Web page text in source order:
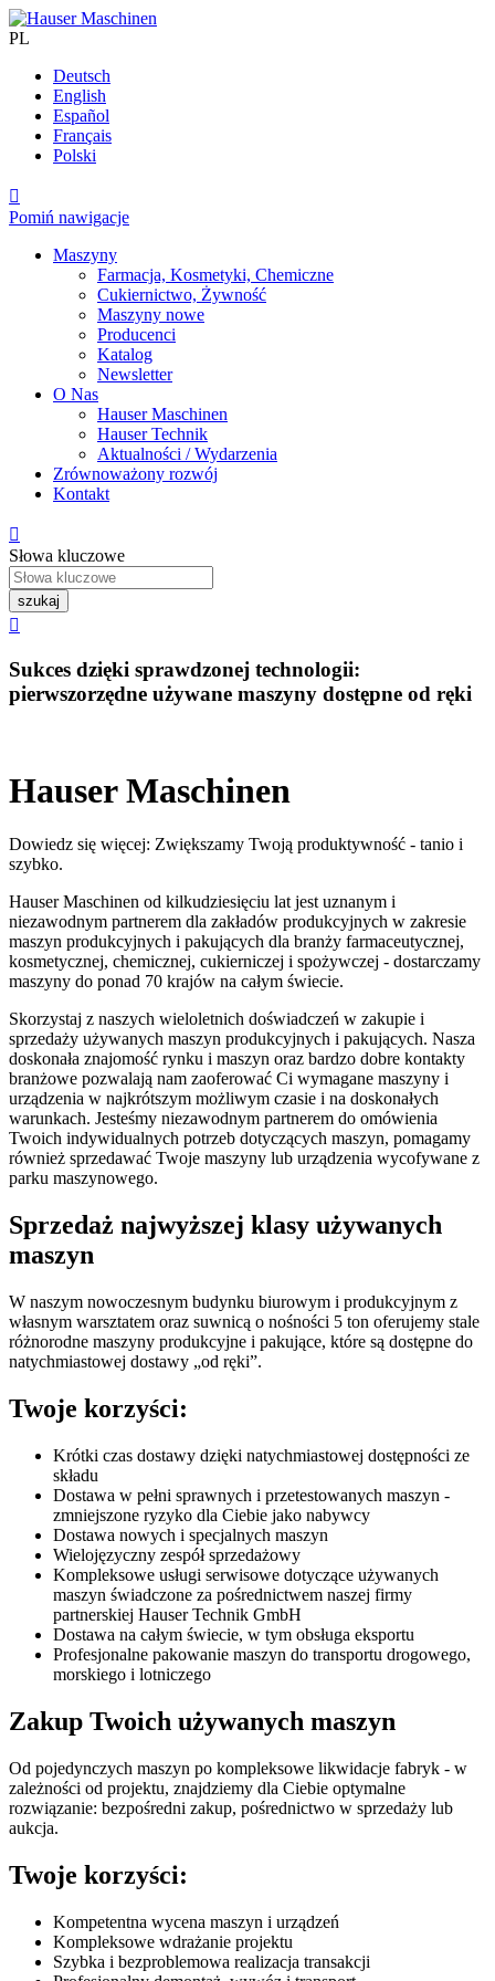
PL
Deutsch
English
Español
Français
Polski

Pomiń nawigacje
Maszyny
Farmacja, Kosmetyki, Chemiczne
Cukiernictwo, Żywność
Maszyny nowe
Producenci
Katalog
Newsletter
O Nas
Hauser Maschinen
Hauser Technik
Aktualności / Wydarzenia
Zrównoważony rozwój
Kontakt

Słowa kluczowe
szukaj

Sukces dzięki sprawdzonej technologii:
pierwszorzędne używane maszyny dostępne od ręki
Hauser Maschinen
Dowiedz się więcej: Zwiększamy Twoją produktywność - tanio i
szybko.
Hauser Maschinen od kilkudziesięciu lat jest uznanym i
niezawodnym partnerem dla zakładów produkcyjnych w zakresie
maszyn produkcyjnych i pakujących dla branży farmaceutycznej,
kosmetycznej, chemicznej, cukierniczej i spożywczej - dostarczamy
maszyny do ponad 70 krajów na całym świecie.
Skorzystaj z naszych wieloletnich doświadczeń w zakupie i
sprzedaży używanych maszyn produkcyjnych i pakujących. Nasza
doskonała znajomość rynku i maszyn oraz bardzo dobre kontakty
branżowe pozwalają nam zaoferować Ci wymagane maszyny i
urządzenia w najkrótszym możliwym czasie i na doskonałych
warunkach. Jesteśmy niezawodnym partnerem do omówienia
Twoich indywidualnych potrzeb dotyczących maszyn, pomagamy
również sprzedawać Twoje maszyny lub urządzenia wycofywane z
parku maszynowego.
Sprzedaż najwyższej klasy używanych
maszyn
W naszym nowoczesnym budynku biurowym i produkcyjnym z
własnym warsztatem oraz suwnicą o nośności 5 ton oferujemy stale
różnorodne maszyny produkcyjne i pakujące, które są dostępne do
natychmiastowej dostawy „od ręki”.
Twoje korzyści:
Krótki czas dostawy dzięki natychmiastowej dostępności ze
składu
Dostawa w pełni sprawnych i przetestowanych maszyn -
zmniejszone ryzyko dla Ciebie jako nabywcy
Dostawa nowych i specjalnych maszyn
Wielojęzyczny zespół sprzedażowy
Kompleksowe usługi serwisowe dotyczące używanych
maszyn świadczone za pośrednictwem naszej firmy
partnerskiej Hauser Technik GmbH
Dostawa na całym świecie, w tym obsługa eksportu
Profesjonalne pakowanie maszyn do transportu drogowego,
morskiego i lotniczego
Zakup Twoich używanych maszyn
Od pojedynczych maszyn po kompleksowe likwidacje fabryk - w
zależności od projektu, znajdziemy dla Ciebie optymalne
rozwiązanie: bezpośredni zakup, pośrednictwo w sprzedaży lub
aukcja.
Twoje korzyści:
Kompetentna wycena maszyn i urządzeń
Kompleksowe wdrażanie projektu
Szybka i bezproblemowa realizacja transakcji